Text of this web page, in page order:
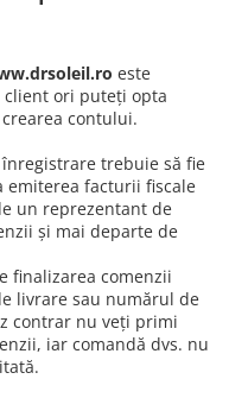
este
client ori puteți opta
contului.
trebuie să fie
emiterea facturii fiscale
un reprezentant de
și mai departe de
finalizarea comenzii
livrare sau numărul de
contrar nu veți primi
iar comandă dvs. nu